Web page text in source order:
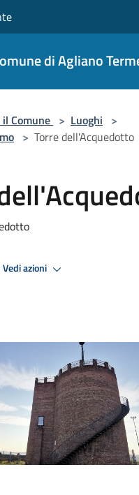
di Agliano
Comune > Luoghi >
> Torre dell'Acquedotto
Vedi azioni